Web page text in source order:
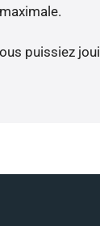
puissiez